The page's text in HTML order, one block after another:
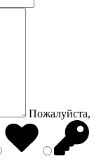
Пожалуйста,